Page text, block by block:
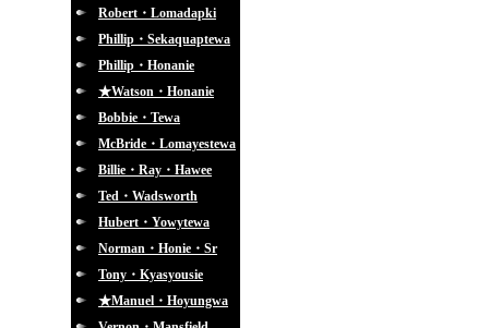
Robert・Lomadapki
Phillip・Sekaquaptewa
Phillip・Honanie
★Watson・Honanie
Bobbie・Tewa
McBride・Lomayestewa
Billie・Ray・Hawee
Ted・Wadsworth
Hubert・Yowytewa
Norman・Honie・Sr
Tony・Kyasyousie
★Manuel・Hoyungwa